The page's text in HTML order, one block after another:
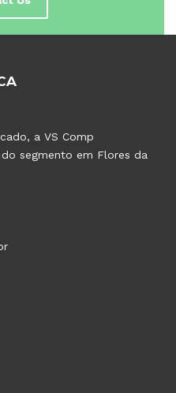
a VS Comp
segmento em Flores da